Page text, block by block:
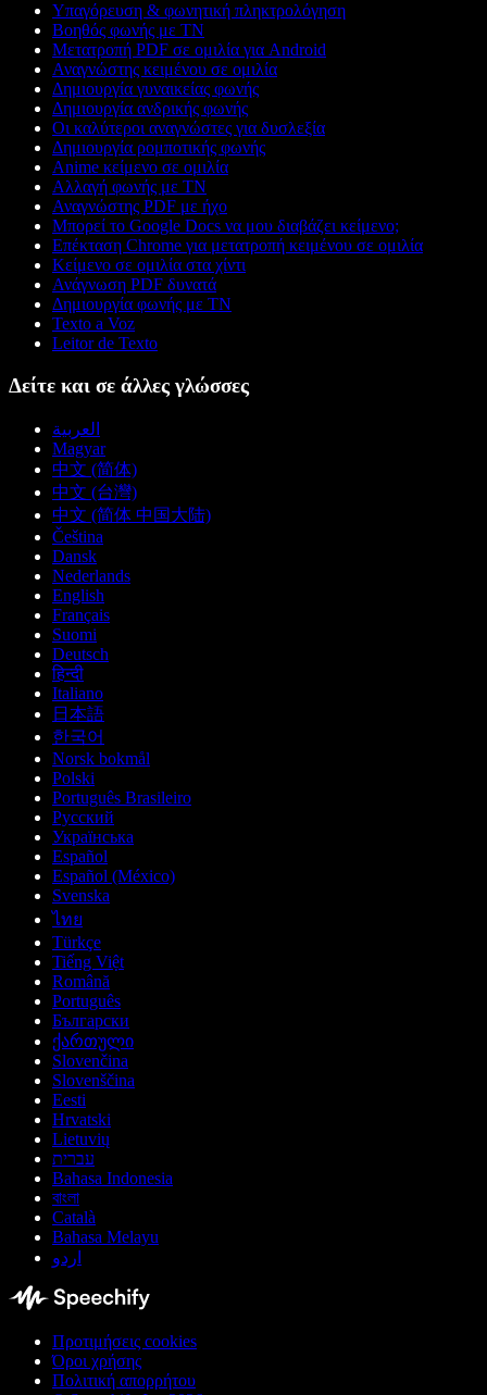
Υπαγόρευση & φωνητική πληκτρολόγηση
Βοηθός φωνής με ΤΝ
Μετατροπή PDF σε ομιλία για Android
Αναγνώστης κειμένου σε ομιλία
Δημιουργία γυναικείας φωνής
Δημιουργία ανδρικής φωνής
Οι καλύτεροι αναγνώστες για δυσλεξία
Δημιουργία ρομποτικής φωνής
Anime κείμενο σε ομιλία
Αλλαγή φωνής με ΤΝ
Αναγνώστης PDF με ήχο
Μπορεί το Google Docs να μου διαβάζει κείμενο;
Επέκταση Chrome για μετατροπή κειμένου σε ομιλία
Κείμενο σε ομιλία στα χίντι
Ανάγνωση PDF δυνατά
Δημιουργία φωνής με ΤΝ
Texto a Voz
Leitor de Texto
Δείτε και σε άλλες γλώσσες
العربية
Magyar
中文 (简体)
中文 (台灣)
中文 (简体 中国大陆)
Čeština
Dansk
Nederlands
English
Français
Suomi
Deutsch
हिन्दी
Italiano
日本語
한국어
Norsk bokmål
Polski
Português Brasileiro
Русский
Українська
Español
Español (México)
Svenska
ไทย
Türkçe
Tiếng Việt
Română
Português
Български
ქართული
Slovenčina
Slovenščina
Eesti
Hrvatski
Lietuvių
עברית
Bahasa Indonesia
বাংলা
Català
Bahasa Melayu
اردو
Προτιμήσεις cookies
Όροι χρήσης
Πολιτική απορρήτου